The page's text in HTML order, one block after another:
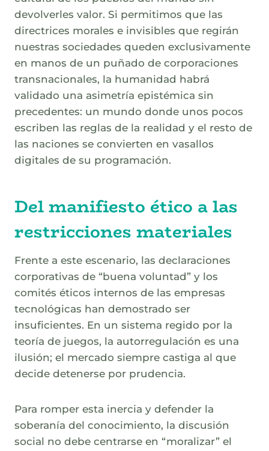
devolverles valor. Si permitimos que las
directrices morales e invisibles que regirán
nuestras sociedades queden exclusivamente
en manos de un puñado de corporaciones
transnacionales, la humanidad habrá
validado una asimetría epistémica sin
precedentes: un mundo donde unos pocos
escriben las reglas de la realidad y el resto de
las naciones se convierten en vasallos
digitales de su programación.
Del manifiesto ético a las
restricciones materiales
Frente a este escenario, las declaraciones
corporativas de “buena voluntad” y los
comités éticos internos de las empresas
tecnológicas han demostrado ser
insuficientes. En un sistema regido por la
teoría de juegos, la autorregulación es una
ilusión; el mercado siempre castiga al que
decide detenerse por prudencia.
Para romper esta inercia y defender la
soberanía del conocimiento, la discusión
social no debe centrarse en “moralizar” el